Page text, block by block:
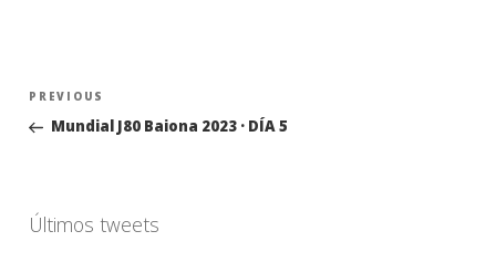
Navegación
entradas
Previous
Post
PREVIOUS
Mundial J80 Baiona 2023 · DÍA 5
Últimos tweets